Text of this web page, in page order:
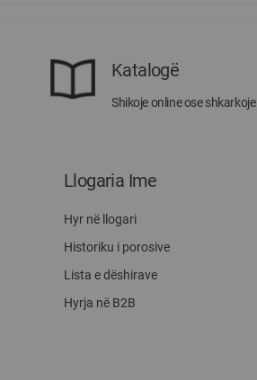
Katalogë
Shikoje online ose shkarkoje
Llogaria Ime
Hyr në llogari
Historiku i porosive
Lista e dëshirave
Hyrja në B2B